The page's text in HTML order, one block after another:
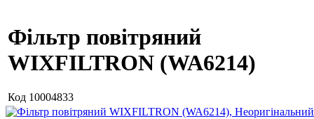
Фільтр повітряний
WIXFILTRON (WA6214)
Код 10004833